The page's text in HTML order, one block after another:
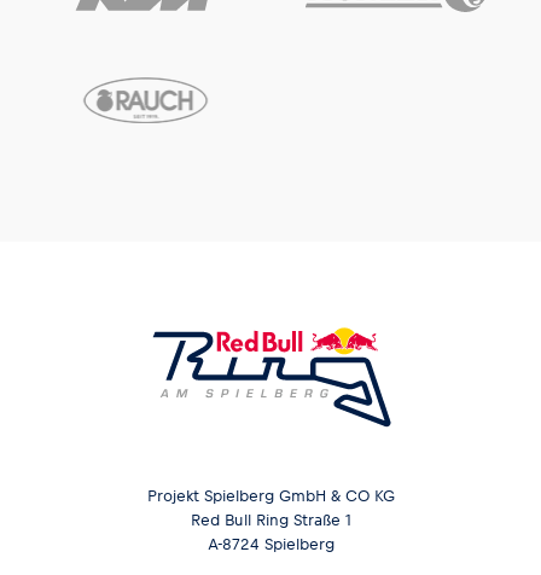
Projekt Spielberg GmbH & CO KG
Red Bull Ring Straße 1
A-8724 Spielberg